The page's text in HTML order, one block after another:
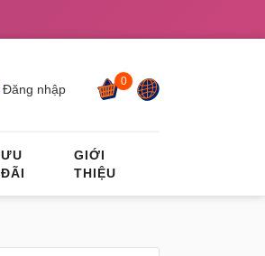
Đăng nhập
0
ƯU
ĐÃI
GIỚI
THIỆU